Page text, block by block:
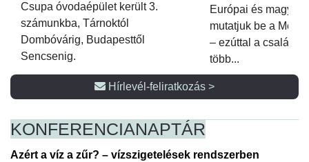
Csupa óvodaépület került 3.
számunkba, Tárnoktól
Dombóvárig, Budapesttől
Sencsenig.
Európai és magyar
mutatjuk be a
– ezúttal a családi
több...
Hírlevél-feliratkozás >
KONFERENCIANAPTÁR
Azért a víz a zűr? – vízszigetelések rendszerben